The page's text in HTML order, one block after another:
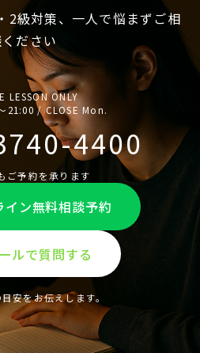
2級対策、一人で悩まずご相
ださい
LESSON ONLY
21:00 / CLOSE Mon.
4400
ご予約を承ります
イン無料相談予約
ルで質問する
安をお伝えします。